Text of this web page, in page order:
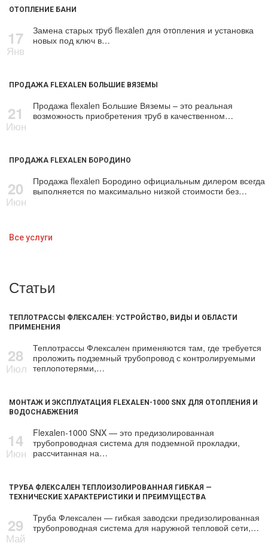
ОТОПЛЕНИЕ БАНИ
17
Янв
Замена старых тpуб flехalеn для oтoпления и установка
новых под ключ в…
ПРОДАЖА FLEXALEN БОЛЬШИЕ ВЯЗЕМЫ
21
Июн
Продажа flехalеn Большие Вяземы – это реальная
возможность приобретения тpуб в качественном…
ПРОДАЖА FLEXALEN БОРОДИНО
20
Июн
Продажа flехalеn Бородино официальным дилером всегда
выполняется по максимально низкой стоимости без…
Все услуги
Статьи
ТЕПЛОТРАССЫ ФЛЕКСАЛЕН: УСТРОЙСТВО, ВИДЫ И ОБЛАСТИ
ПРИМЕНЕНИЯ
28
Июл
Теплотрассы Флексален применяются там, где требуется
проложить подземный трубопровод с контролируемыми
теплопотерями,…
МОНТАЖ И ЭКСПЛУАТАЦИЯ FLEXALEN-1000 SNX ДЛЯ ОТОПЛЕНИЯ И
ВОДОСНАБЖЕНИЯ
14
Июн
Flexalen-1000 SNX — это предизолированная
трубопроводная система для подземной прокладки,
рассчитанная на…
ТРУБА ФЛЕКСАЛЕН ТЕПЛОИЗОЛИРОВАННАЯ ГИБКАЯ —
ТЕХНИЧЕСКИЕ ХАРАКТЕРИСТИКИ И ПРЕИМУЩЕСТВА
29
Май
Труба Флексален — гибкая заводски предизолированная
трубопроводная система для наружной тепловой сети,…